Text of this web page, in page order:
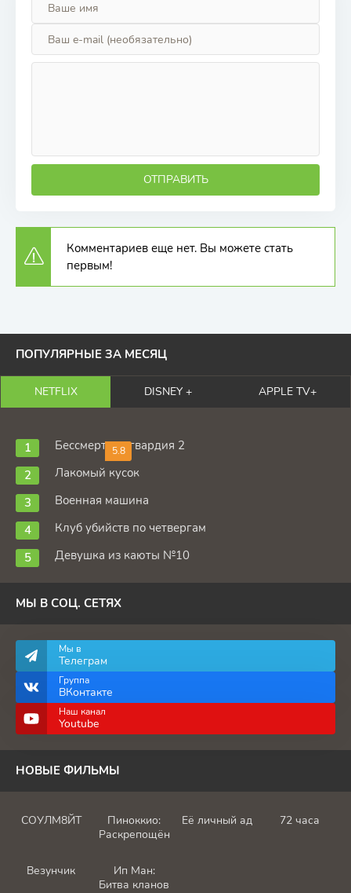
ОТПРАВИТЬ
Комментариев еще нет. Вы можете стать
первым!
ПОПУЛЯРНЫЕ ЗА МЕСЯЦ
NETFLIX DISNEY + APPLE TV+
5.8
Бессмертная гвардия 2
Лакомый кусок
Военная машина
Клуб убийств по четвергам
Девушка из каюты №10
МЫ В СОЦ. СЕТЯХ
Мы в
Телеграм
Группа
ВКонтакте
Наш канал
Youtube
НОВЫЕ ФИЛЬМЫ
СОУЛМ8ЙТ
Пиноккио:
Раскрепощённый
Её личный ад 72 часа
Везунчик
Ип Ман:
Битва кланов